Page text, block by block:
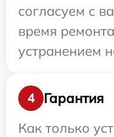
согласуем с
время
устранением
4
Гарантия
Как только